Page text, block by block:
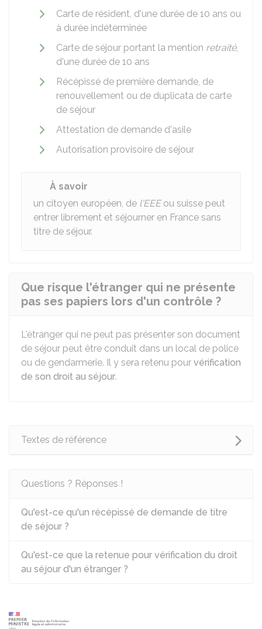
Carte de résident, d'une durée de 10 ans ou
à durée indéterminée
Carte de séjour portant la mention retraité,
d'une durée de 10 ans
Récépissé de première demande, de
renouvellement ou de duplicata de carte
de séjour
Attestation de demande d'asile
Autorisation provisoire de séjour
À savoir
un citoyen européen, de l'EEEou suisse peut
entrer librement et séjourner en France sans
titre de séjour.
Que risque l'étranger qui ne présente
pas ses papiers lors d'un contrôle ?
L'étranger qui ne peut pas présenter son document
de séjour peut être conduit dans un local de police
ou de gendarmerie. Il y sera retenu pour vérification
de son droit au séjour.
Textes de référence
Questions ? Réponses !
Qu'est-ce qu'un récépissé de demande de titre
de séjour ?
Qu'est-ce que la retenue pour vérification du droit
au séjour d'un étranger ?